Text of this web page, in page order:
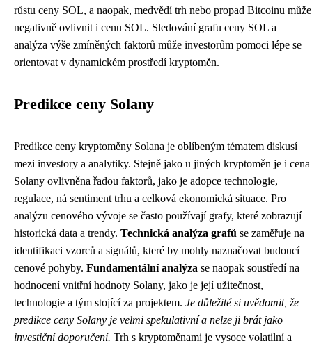
růstu ceny SOL, a naopak, medvědí trh nebo propad Bitcoinu může
negativně ovlivnit i cenu SOL. Sledování grafu ceny SOL a
analýza výše zmíněných faktorů může investorům pomoci lépe se
orientovat v dynamickém prostředí kryptoměn.
Predikce ceny Solany
Predikce ceny kryptoměny Solana je oblíbeným tématem diskusí
mezi investory a analytiky. Stejně jako u jiných kryptoměn je i cena
Solany ovlivněna řadou faktorů, jako je adopce technologie,
regulace, ná sentiment trhu a celková ekonomická situace. Pro
analýzu cenového vývoje se často používají grafy, které zobrazují
historická data a trendy. Technická analýza grafů se zaměřuje na
identifikaci vzorců a signálů, které by mohly naznačovat budoucí
cenové pohyby. Fundamentální analýza se naopak soustředí na
hodnocení vnitřní hodnoty Solany, jako je její užitečnost,
technologie a tým stojící za projektem. Je důležité si uvědomit, že
predikce ceny Solany je velmi spekulativní a nelze ji brát jako
investiční doporučení. Trh s kryptoměnami je vysoce volatilní a